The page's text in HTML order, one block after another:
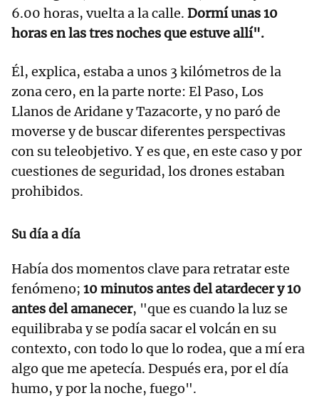
6.00 horas, vuelta a la calle. Dormí unas 10
horas en las tres noches que estuve allí".
Él, explica, estaba a unos 3 kilómetros de la
zona cero, en la parte norte: El Paso, Los
Llanos de Aridane y Tazacorte, y no paró de
moverse y de buscar diferentes perspectivas
con su teleobjetivo. Y es que, en este caso y por
cuestiones de seguridad, los drones estaban
prohibidos.
Su día a día
Había dos momentos clave para retratar este
fenómeno; 10 minutos antes del atardecer y 10
antes del amanecer, "que es cuando la luz se
equilibraba y se podía sacar el volcán en su
contexto, con todo lo que lo rodea, que a mí era
algo que me apetecía. Después era, por el día
humo, y por la noche, fuego".